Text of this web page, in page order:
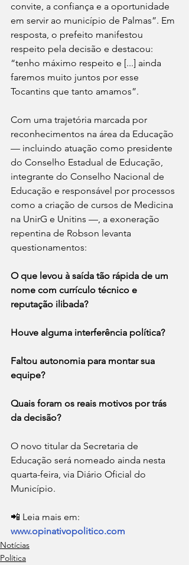
convite, a confiança e a oportunidade
em servir ao município de Palmas”. Em
resposta, o prefeito manifestou
respeito pela decisão e destacou:
“tenho máximo respeito e [...] ainda
faremos muito juntos por esse
Tocantins que tanto amamos”.
Com uma trajetória marcada por
reconhecimentos na área da Educação
— incluindo atuação como presidente
do Conselho Estadual de Educação,
integrante do Conselho Nacional de
Educação e responsável por processos
como a criação de cursos de Medicina
na UnirG e Unitins —, a exoneração
repentina de Robson levanta
questionamentos:
O que levou à saída tão rápida de um
nome com currículo técnico e
reputação ilibada?
Houve alguma interferência política?
Faltou autonomia para montar sua
equipe?
Quais foram os reais motivos por trás
da decisão?
O novo titular da Secretaria de
Educação será nomeado ainda nesta
quarta-feira, via Diário Oficial do
Município.
📲 Leia mais em:
www.opinativopolitico.com
Notícias
Política